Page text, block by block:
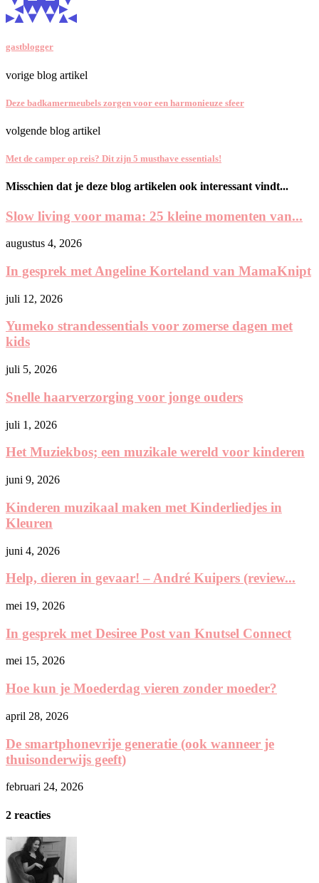
gastblogger
vorige blog artikel
Deze badkamermeubels zorgen voor een harmonieuze sfeer
volgende blog artikel
Met de camper op reis? Dit zijn 5 musthave essentials!
Misschien dat je deze blog artikelen ook interessant vindt...
Slow living voor mama: 25 kleine momenten van...
augustus 4, 2026
In gesprek met Angeline Korteland van MamaKnipt
juli 12, 2026
Yumeko strandessentials voor zomerse dagen met
kids
juli 5, 2026
Snelle haarverzorging voor jonge ouders
juli 1, 2026
Het Muziekbos; een muzikale wereld voor kinderen
juni 9, 2026
Kinderen muzikaal maken met Kinderliedjes in
Kleuren
juni 4, 2026
Help, dieren in gevaar! – André Kuipers (review...
mei 19, 2026
In gesprek met Desiree Post van Knutsel Connect
mei 15, 2026
Hoe kun je Moederdag vieren zonder moeder?
april 28, 2026
De smartphonevrije generatie (ook wanneer je
thuisonderwijs geeft)
februari 24, 2026
2 reacties